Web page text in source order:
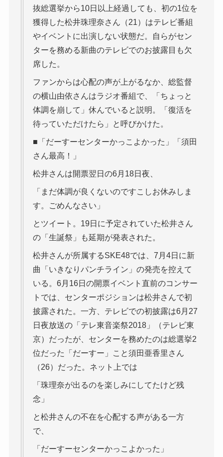
抜総選挙から10日以上経過しても、初の1位を
獲得した松井珠理奈さん（21）はテレビ番組
やイベントに出演しない状態だ。自らがセン
ターを務める新曲のテレビでのお披露目も欠
席した。
ファンからは心配の声が上がるなか、総監督
の横山由依さんはラジオ番組で、「ちょっと
体調を崩して」休んでいると説明。「復活を
待っていただけたら」と呼びかけた。
■「だーすーセンターかっこよかった」「須田
さん最高！」
松井さんは開票翌日の6月18日夜、
「まだ体調が良くないのですこしお休みしま
す。ごめんなさい」
とツイート。19日に予定されていた松井さん
の「生誕祭」も延期が発表された。
松井さんが所属するSKE48では、7月4日に新
曲「いきなりパンチライン」の発売を控えて
いる。6月16日の開票イベント直前のコンサー
トでは、センターポジションは松井さんで初
披露された。一方、テレビでの初披露は6月27
日夜放送の「テレ東音楽祭2018」（テレビ東
京）だったが、センターを務めたのは総選挙2
位だった「だーすー」こと須田亜香里さん
（26）だった。ネット上では
「珠理奈が出るのを楽しみにしてたけど残
念」
と松井さんの不在を心配する声がある一方
で、
「だーすーセンターかっこよかった」